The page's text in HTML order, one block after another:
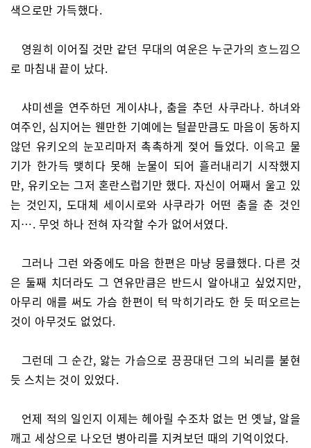
색으로만 가득했다.
영원히 이어질 것만 같던 무대의 여운은 누군가의 흐느낌으
로 마침내 끝이 났다.
샤미센을 연주하던 게이샤나, 춤을 추던 사쿠라나. 하녀와
여주인, 심지어는 웬만한 기예에는 털끝만큼도 마음이 동하지
않던 유키오의 눈꼬리마저 촉촉하게 젖어 들었다. 이윽고 물
기가 한가득 맺히다 못해 눈물이 되어 흘러내리기 시작했지
만, 유키오는 그저 혼란스럽기만 했다. 자신이 어째서 울고 있
는 것인지, 도대체 세이시로와 사쿠라가 어떤 춤을 춘 것인
지…. 무엇 하나 전혀 자각할 수가 없어서였다.
그러나 그런 와중에도 마음 한편은 마냥 뭉클했다. 다른 것
은 둘째 치더라도 그 연유만큼은 반드시 알아내고 싶었지만,
아무리 애를 써도 가슴 한편이 턱 막히기라도 한 듯 떠오르는
것이 아무것도 없었다.
그런데 그 순간, 앓는 가슴으로 끙끙대던 그의 뇌리를 불현
듯 스치는 것이 있었다.
언제 적의 일인지 이제는 헤아릴 수조차 없는 먼 옛날, 알을
깨고 세상으로 나오던 병아리를 지켜보던 때의 기억이었다.